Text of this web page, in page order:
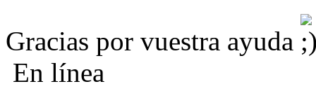
Gracias por vuestra ayuda
En línea